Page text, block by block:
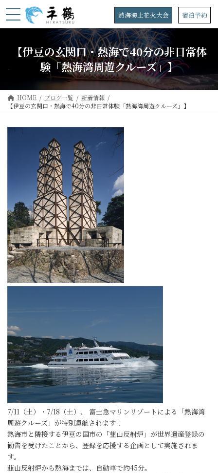
ン
プ
ビ
動
熱海海上花火大会 宿泊予約
【伊豆の玄関口・熱海で40分の非日常体
験「熱海湾周遊クルーズ」】
HOME ブログ一覧
新着情報
【伊豆の玄関口・熱海で40分の非日常体験「熱海湾周遊クルーズ」】
7/11（土）・7/18（土）、 富士急マリンリゾートによる「熱海湾
周遊クルーズ」が特別運航されます！
熱海市と隣接する伊豆の国市の「韮山反射炉」が世界遺産登録の
勧告を受けたことから、登録を応援する企画として実施されま
す。
韮山反射炉から熱海までは、自動車で約45分。